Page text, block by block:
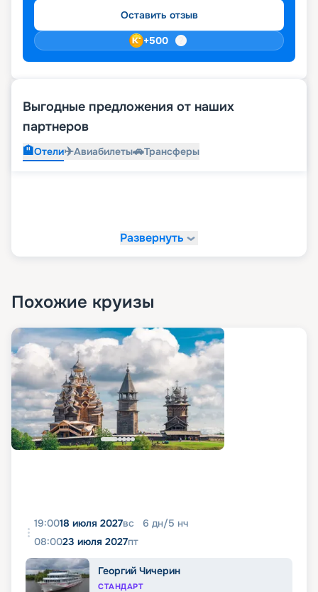
Оставить отзыв
+500
Выгодные предложения от наших
партнеров
🏨Отели✈️Авиабилеты🚗Трансферы
Развернуть
Похожие круизы
19:0018 июля 2027вс 6 дн/5 нч
08:0023 июля 2027пт
Георгий Чичерин
СТАНДАРТ